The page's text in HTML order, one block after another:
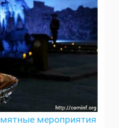
мероприятия